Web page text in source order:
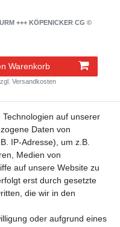
+++ KÖPENICKER CG ©
Warenkorb
Versandkosten
SEETANG +++
© BAHR, Frank
Warenkorb
Versandkosten
auf unserer
Daten von
IP-Adresse), um z.B.
Medien von
auf unsere Website zu
erst durch gesetzte
die wir in den
oder aufgrund eines